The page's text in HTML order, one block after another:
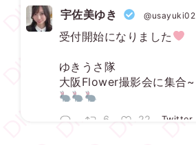
宇佐美ゆき @usayuki02
受付開始になりました
ゆきうさ隊
大阪Flower撮影会に集合~
6 22 Twitter